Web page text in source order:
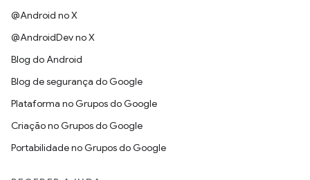
@Android no X
@AndroidDev no X
Blog do Android
Blog de segurança do Google
Plataforma no Grupos do Google
Criação no Grupos do Google
Portabilidade no Grupos do Google